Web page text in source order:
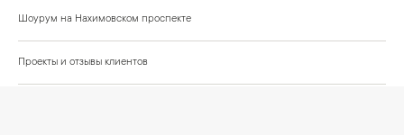
Шоурум на Нахимовском проспекте
Проекты и отзывы клиентов